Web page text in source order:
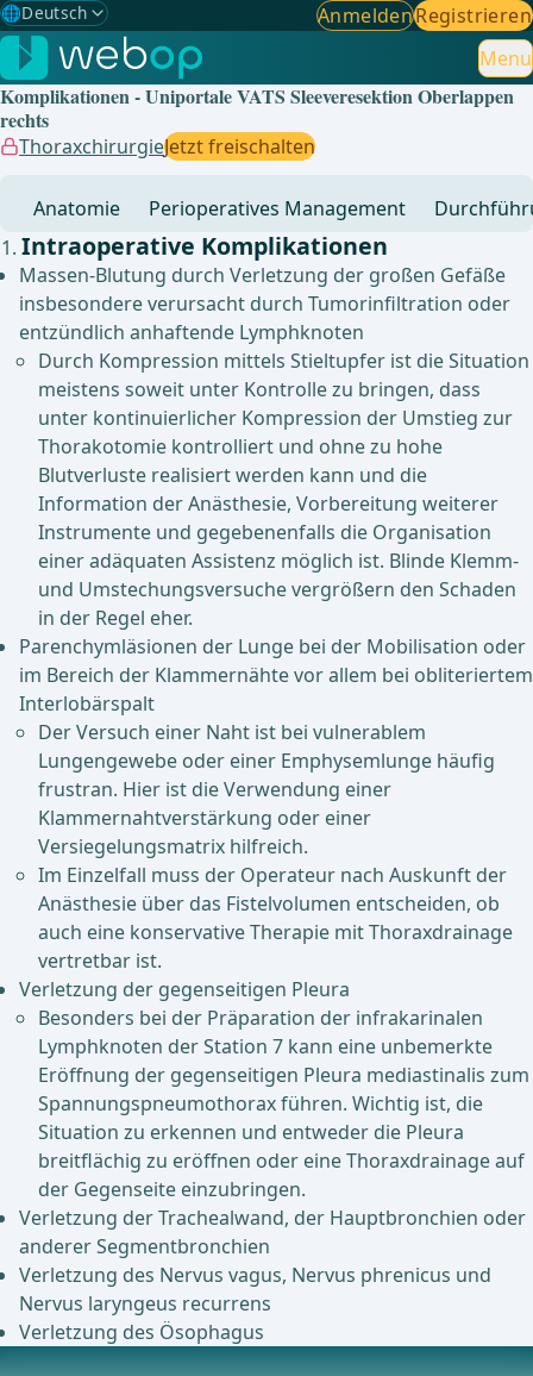
🌐Deutsch
Gewählte Sprache: Deutsch
🇩🇪 Deutsch ✓
🇬🇧English
🇪🇸Spanisch
🇧🇷Brasilianisch
AnmeldenRegistrieren
Menu
Komplikationen - Uniportale VATS Sleeveresektion Oberlappen
rechts
ThoraxchirurgieJetzt freischalten
Anatomie Perioperatives Management
Intraoperative Komplikationen
Massen-Blutung durch Verletzung der großen Gefäße
insbesondere verursacht durch Tumorinfiltration oder
entzündlich anhaftende Lymphknoten
Durch Kompression mittels Stieltupfer ist die Situation
meistens soweit unter Kontrolle zu bringen, dass
unter kontinuierlicher Kompression der Umstieg zur
Thorakotomie kontrolliert und ohne zu hohe
Blutverluste realisiert werden kann und die
Information der Anästhesie, Vorbereitung weiterer
Instrumente und gegebenenfalls die Organisation
einer adäquaten Assistenz möglich ist. Blinde Klemm-
und Umstechungsversuche vergrößern den Schaden
in der Regel eher.
Parenchymläsionen der Lunge bei der Mobilisation oder
im Bereich der Klammernähte vor allem bei obliteriertem
Interlobärspalt
Der Versuch einer Naht ist bei vulnerablem
Lungengewebe oder einer Emphysemlunge häufig
frustran. Hier ist die Verwendung einer
Klammernahtverstärkung oder einer
Versiegelungsmatrix hilfreich.
Im Einzelfall muss der Operateur nach Auskunft der
Anästhesie über das Fistelvolumen entscheiden, ob
auch eine konservative Therapie mit Thoraxdrainage
vertretbar ist.
Verletzung der gegenseitigen Pleura
Besonders bei der Präparation der infrakarinalen
Lymphknoten der Station 7 kann eine unbemerkte
Eröffnung der gegenseitigen Pleura mediastinalis zum
Spannungspneumothorax führen. Wichtig ist, die
Situation zu erkennen und entweder die Pleura
breitflächig zu eröffnen oder eine Thoraxdrainage auf
der Gegenseite einzubringen.
Verletzung der Trachealwand, der Hauptbronchien oder
anderer Segmentbronchien
Verletzung des Nervus vagus, Nervus phrenicus und
Nervus laryngeus recurrens
Verletzung des Ösophagus
Postoperative Komplikationen